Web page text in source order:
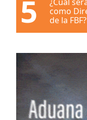
5
como
de la FBF?